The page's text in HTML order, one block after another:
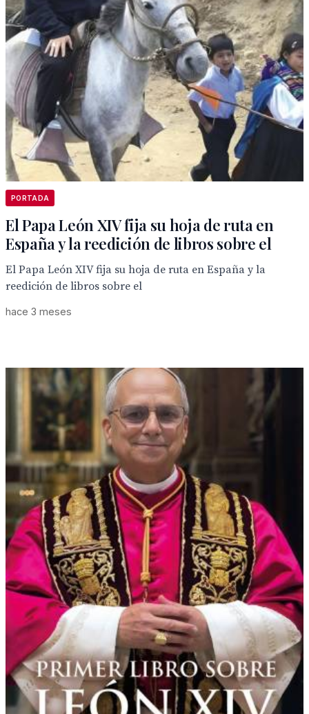
PORTADA
El Papa León XIV fija su hoja de ruta en
España y la reedición de libros sobre el
El Papa León XIV fija su hoja de ruta en España y la
reedición de libros sobre el
hace 3 meses